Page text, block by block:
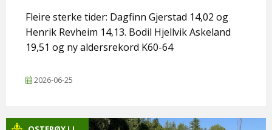
Fleire sterke tider: Dagfinn Gjerstad 14,02 og
Henrik Revheim 14,13. Bodil Hjellvik Askeland
19,51 og ny aldersrekord K60-64
2026-06-25